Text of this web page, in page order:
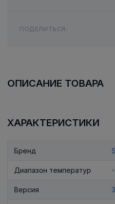
ПОДЕЛИТЬСЯ:
ОПИСАНИЕ ТОВАРА
ХАРАКТЕРИСТИКИ
Бренд
Диапазон температур
Версия